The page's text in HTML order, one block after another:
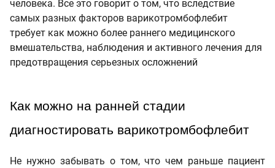
человека. Все это говорит о том, что вследствие
самых разных факторов варикотромбофлебит
требует как можно более раннего медицинского
вмешательства, наблюдения и активного лечения для
предотвращения серьезных осложнений
Как можно на ранней стадии
диагностировать варикотромбофлебит
Не нужно забывать о том, что чем раньше пациент